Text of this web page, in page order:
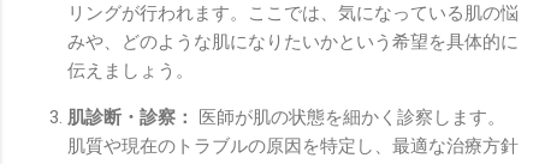
リングが行われます。ここでは、気になっている肌の悩
みや、どのような肌になりたいかという希望を具体的に
伝えましょう。
肌診断・診察：
医師が肌の状態を細かく診察します。
肌質や現在のトラブルの原因を特定し、最適な治療方針